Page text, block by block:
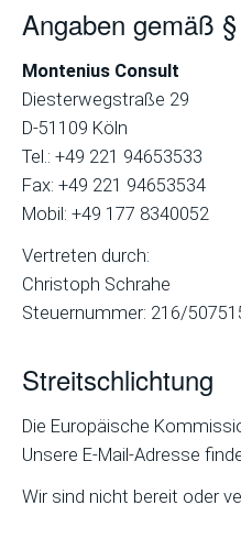
Angaben gemäß
Montenius Consult
Diesterwegstraße 29
D-51109 Köln
Tel.: +49 221 94653533
Fax: +49 221 94653534
Mobil: +49 177 8340052
Vertreten durch:
Christoph Schrahe
Steuernummer: 216/
Streitschlichtung
Die Europäische
Unsere E-Mail-Adresse
Wir sind nicht bereit oder